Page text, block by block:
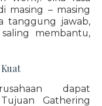
masing – masing
tanggung jawab,
membantu,
dapat
Gathering